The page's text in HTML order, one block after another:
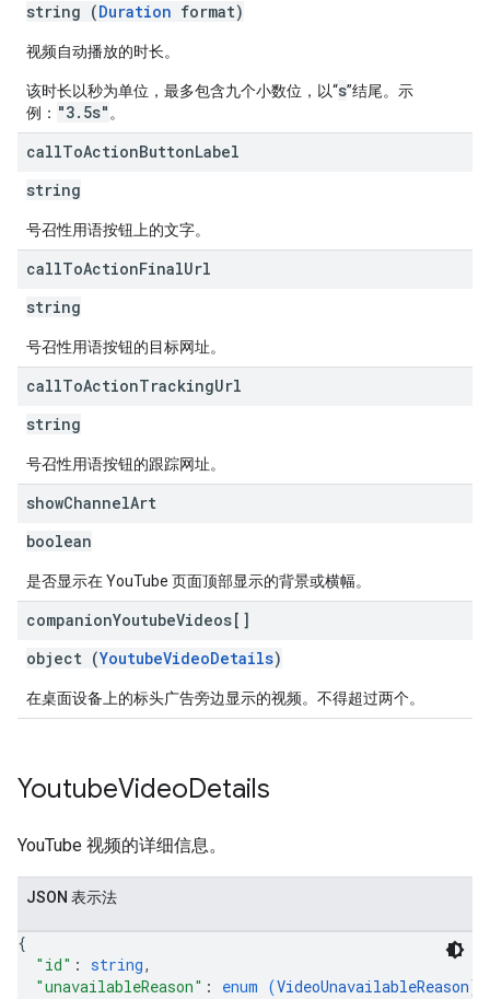
string (Duration format)
视频自动播放的时长。
该时长以秒为单位，最多包含九个小数位，以“s”结尾。示
例： "3.5s" 。
callToActionButtonLabel
string
号召性用语按钮上的文字。
callToActionFinalUrl
string
号召性用语按钮的目标网址。
callToActionTrackingUrl
string
号召性用语按钮的跟踪网址。
showChannelArt
boolean
是否显示在 YouTube 页面顶部显示的背景或横幅。
companionYoutubeVideos[]
object (YoutubeVideoDetails)
在桌面设备上的标头广告旁边显示的视频。不得超过两个。
YoutubeVideoDetails
YouTube 视频的详细信息。
JSON 表示法
{
"id" : string,
"unavailableReason" : enum (VideoUnavailableReason)